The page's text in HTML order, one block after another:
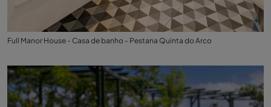
Full Manor House - Casa de banho - Pestana Quinta do Arco